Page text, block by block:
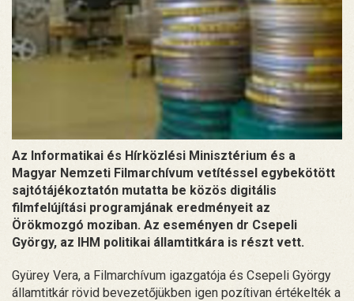
Az Informatikai és Hírközlési Minisztérium és a
Magyar Nemzeti Filmarchívum vetítéssel egybekötött
sajtótájékoztatón mutatta be közös digitális
filmfelújítási programjának eredményeit az
Örökmozgó moziban. Az eseményen dr Csepeli
György, az IHM politikai államtitkára is részt vett.
Gyürey Vera, a Filmarchívum igazgatója és Csepeli György
államtitkár rövid bevezetőjükben igen pozítivan értékelték a